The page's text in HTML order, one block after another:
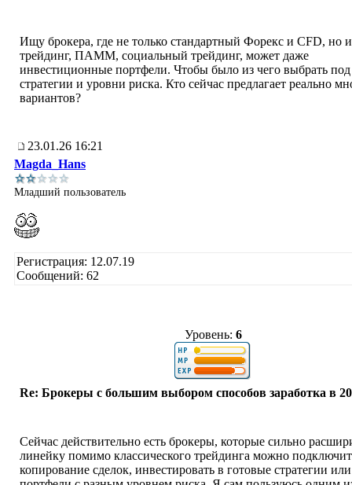
Ищу брокера, где не только стандартный Форекс и CFD, но
трейдинг, ПАММ, социальный трейдинг, может даже
инвестиционные портфели. Чтобы было из чего выбрать
стратегии и уровни риска. Кто сейчас предлагает реально
вариантов?
23.01.26 16:21
Magda_Hans
Младший пользователь
Регистрация: 12.07.19
Сообщений: 62
Уровень: 6
Re: Брокеры с большим выбором способов заработка в
Сейчас действительно есть брокеры, которые сильно
линейку помимо классического трейдинга можно
копирование сделок, инвестировать в готовые стратегии